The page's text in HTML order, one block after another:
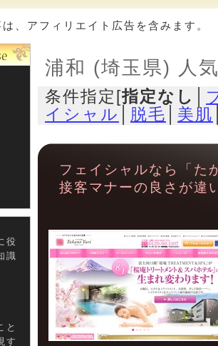
、アフィリエイト広告を含みます。
役
識
と
す
浦和 (埼玉県) 人
条件指定[指定なし
イシャル
脱毛 美肌
フェイシャルなら「た
接客マナーの良さが違